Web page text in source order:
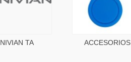
NIVIAN TA ACCESORIOS